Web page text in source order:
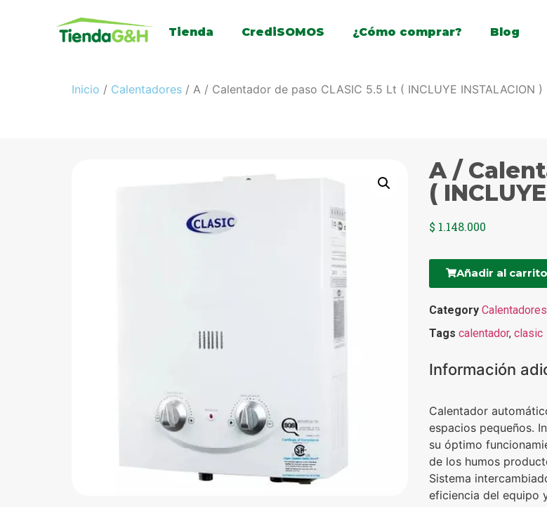
Tienda CrediSOMOS ¿Cómo comprar? Blog
Inicio / Calentadores / A / Calentador de paso CLASIC 5.5 Lt ( INCLUYE INSTALACION )
A /
(
$ 1.148.000
Añadir al carrito
Category Calentadores
Tags calentador, clasic
Información
Calentador
espacios pequeños.
su óptimo
de los humos
Sistema
eficiencia del equipo